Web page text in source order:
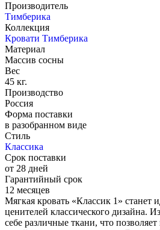
Производитель
Тимберика
Коллекция
Кровати Тимберика
Материал
Массив сосны
Вес
45 кг.
Производство
Россия
Форма поставки
в разобранном виде
Стиль
Классика
Срок поставки
от 28 дней
Гарантийный срок
12 месяцев
Мягкая кровать «Классик 1» станет
ценителей классического дизайна.
себе различные ткани, что